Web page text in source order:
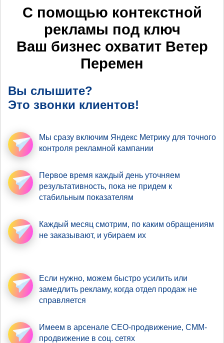
С помощью контекстной
рекламы под ключ
Ваш бизнес охватит Ветер
Перемен
Вы слышите?
Это звонки клиентов!
Мы сразу включим Яндекс Метрику для точного
контроля рекламной кампании
Первое время каждый день уточняем
результативность, пока не придем к
стабильным показателям
Каждый месяц смотрим, по каким обращениям
не заказывают, и убираем их
Если нужно, можем быстро усилить или
замедлить рекламу, когда отдел продаж не
справляется
Имеем в арсенале СЕО-продвижение, СММ-
продвижение в соц. сетях